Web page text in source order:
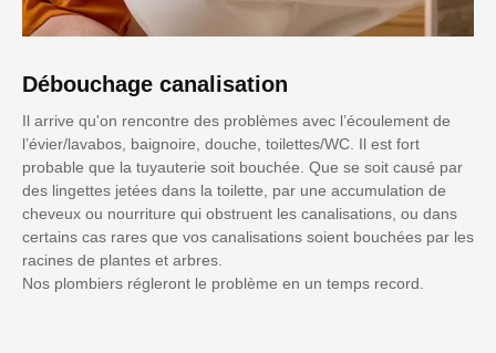
Débouchage canalisation
Il arrive qu'on rencontre des problèmes avec l’écoulement de
l’évier/lavabos, baignoire, douche, toilettes/WC. Il est fort
probable que la tuyauterie soit bouchée. Que se soit causé par
des lingettes jetées dans la toilette, par une accumulation de
cheveux ou nourriture qui obstruent les canalisations, ou dans
certains cas rares que vos canalisations soient bouchées par les
racines de plantes et arbres.
Nos plombiers régleront le problème en un temps record.